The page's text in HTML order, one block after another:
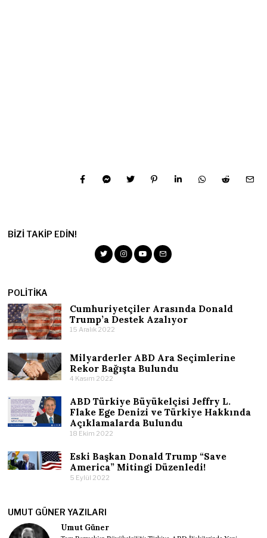
BIZI TAKIP EDIN!
POLITIKA
Cumhuriyetçiler Arasında Donald
Trump’a Destek Azalıyor
15 Aralık 2022
Milyarderler ABD Ara Seçimlerine
Rekor Bağışta Bulundu
4 Kasım 2022
ABD Türkiye Büyükelçisi Jeffry L.
Flake Ege Denizi ve Türkiye Hakkında
Açıklamalarda Bulundu
18 Ekim 2022
Eski Başkan Donald Trump “Save
America” Mitingi Düzenledi!
5 Eylül 2022
UMUT GÜNER YAZILARI
Umut Güner